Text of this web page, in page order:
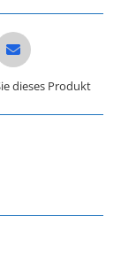
in a new
dieses Produkt